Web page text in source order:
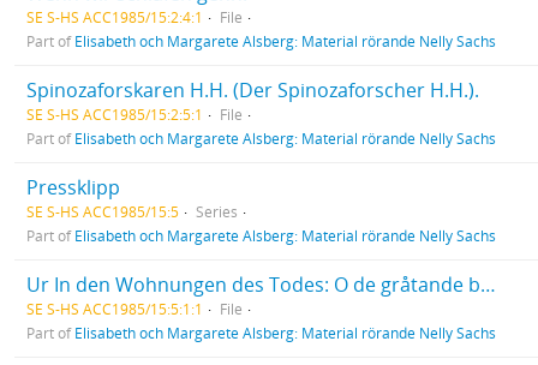
SE S-HS ACC1985/15:2:4:1
File
Part ofElisabeth och Margarete Alsberg: Material rörande Nelly Sachs
Spinozaforskaren H.H. (Der Spinozaforscher H.H.).
SE S-HS ACC1985/15:2:5:1
File
Part ofElisabeth och Margarete Alsberg: Material rörande Nelly Sachs
Pressklipp
SE S-HS ACC1985/15:5
Series
Part ofElisabeth och Margarete Alsberg: Material rörande Nelly Sachs
Ur In den Wohnungen des Todes: O de gråtande barnens natt! / O der weinende Kinder Nacht!
SE S-HS ACC1985/15:5:1:1
File
Part ofElisabeth och Margarete Alsberg: Material rörande Nelly Sachs